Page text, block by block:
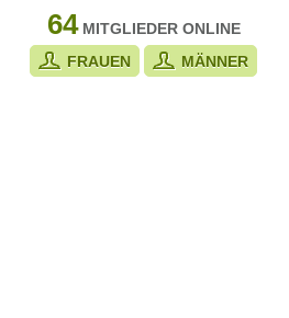
64MITGLIEDER ONLINE
FRAUEN
MÄNNER